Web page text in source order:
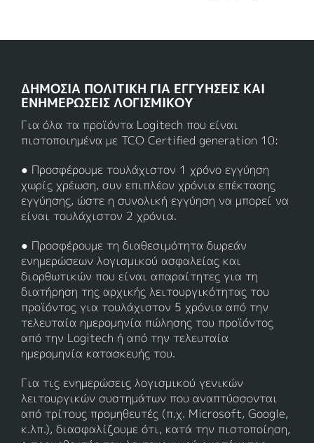
ΔΗΜΌΣΙΑ ΠΟΛΙΤΙΚΉ ΓΙΑ ΕΓΓΥΉΣΕΙΣ ΚΑΙ
ΕΝΗΜΕΡΏΣΕΙΣ ΛΟΓΙΣΜΙΚΟΎ
Για όλα τα προϊόντα Logitech που είναι
πιστοποιημένα με TCO Certified generation 10:
● Προσφέρουμε τουλάχιστον 1 χρόνο εγγύηση
χωρίς χρέωση, συν επιπλέον χρόνια επέκτασης
εγγύησης, ώστε η συνολική εγγύηση να μπορεί να
είναι τουλάχιστον 2 χρόνια.
● Προσφέρουμε τη διαθεσιμότητα δωρεάν
ενημερώσεων λογισμικού ασφαλείας και
διορθωτικών που είναι απαραίτητες για τη
διατήρηση της αρχικής λειτουργικότητας του
προϊόντος για τουλάχιστον 5 χρόνια από την
τελευταία ημερομηνία πώλησης του προϊόντος
από την Logitech ή από την τελευταία
ημερομηνία κατασκευής του.
Για τις ενημερώσεις λογισμικού γενικών
λειτουργικών συστημάτων που αναπτύσσονται
από τρίτους προμηθευτές (π.χ. Microsoft, Google,
κ.λπ.), διασφαλίζουμε ότι, κατά την πιστοποίηση,